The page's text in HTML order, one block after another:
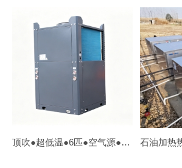
顶吹●超低温●6匹●空气源●水源【双源热泵】